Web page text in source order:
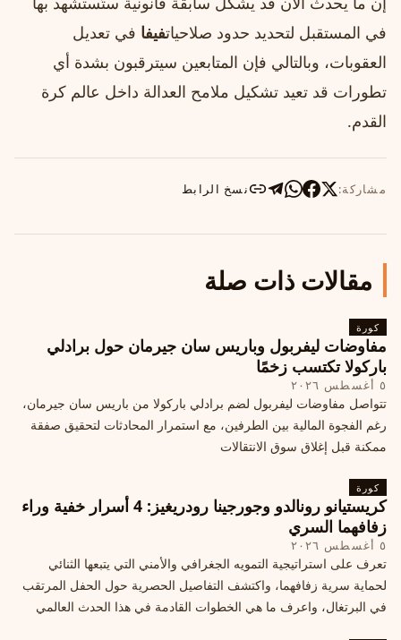
في المستقبل لتحديد حدود صلاحياتفيفا في تعديل
العقوبات، وبالتالي فإن المتابعين سيترقبون بشدة أي
تطورات قد تعيد تشكيل ملامح العدالة داخل عالم كرة
القدم.
مشاركة: نسخ الرابط
مقالات ذات صلة
كورة
مفاوضات ليفربول وباريس سان جيرمان حول برادلي
باركولا تكتسب زخمًا
٥ أغسطس ٢٠٢٦
تتواصل مفاوضات ليفربول لضم برادلي باركولا من باريس سان جيرمان،
رغم الفجوة المالية بين الطرفين، مع استمرار المحادثات لتحقيق صفقة
ممكنة قبل إغلاق سوق الانتقالات
كورة
كريستيانو رونالدو وجورجينا رودريغيز: 4 أسرار خفية وراء
زفافهما السري
٥ أغسطس ٢٠٢٦
تعرف على استراتيجية التمويه الجغرافي والأمني التي يتبعها الثنائي
لحماية سرية زفافهما، واكتشف التفاصيل الحصرية حول الحفل المرتقب
في البرتغال، واعرف ما هي الخطوات القادمة في هذا الحدث العالمي